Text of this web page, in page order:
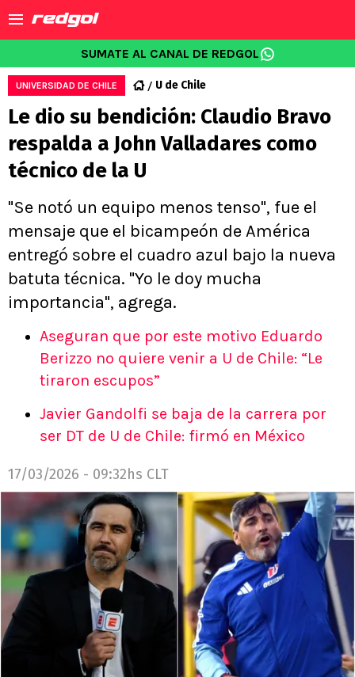
SUMATE AL CANAL DE REDGOL
UNIVERSIDAD DE CHILE U de Chile
Le dio su bendición: Claudio Bravo
respalda a John Valladares como
técnico de la U
"Se notó un equipo menos tenso", fue el
mensaje que el bicampeón de América
entregó sobre el cuadro azul bajo la nueva
batuta técnica. "Yo le doy mucha
importancia", agrega.
Aseguran que por este motivo Eduardo
Berizzo no quiere venir a U de Chile: “Le
tiraron escupos”
Javier Gandolfi se baja de la carrera por
ser DT de U de Chile: firmó en México
17/03/2026 - 09:32hs CLT